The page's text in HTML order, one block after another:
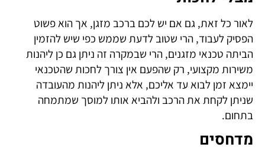
זאת, גם אם יש לכם ברכב מזגן, אך הוא פשוט
לעבוד, הרי שטוב לדעת שממש כפי שיש להזמין
טכנאי מזגנים, הרי שבמקרה זה ניתן גם כן ליהנות
מקצועי, רק שהפעם אין צורך לחכות שהטכנאי
זמן לבוא עד אליכם, אלא ניתן ליהנות מהעובדה
לקחת את הרכב ולהביא אותו למוסך שמתמחה